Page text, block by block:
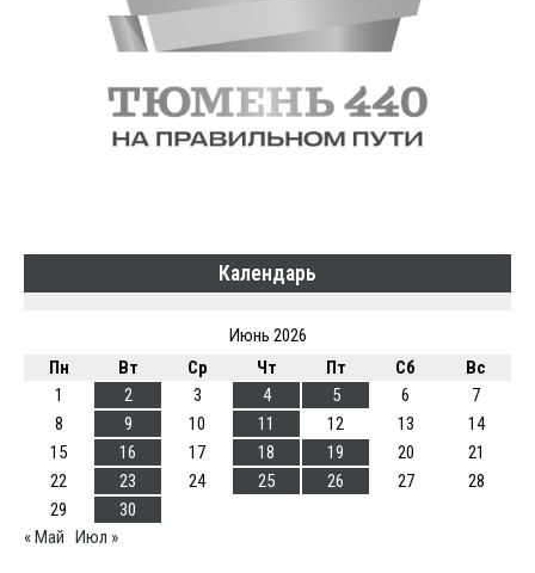
Календарь
Июнь 2026
Пн
Вт Ср Чт Пт Сб
Вс
1
2 3 4 5 6
7
8
9 10 11 12 13
14
15
16 17 18 19 20
21
22
23 24 25 26 27
28
29
30
« Май Июл »